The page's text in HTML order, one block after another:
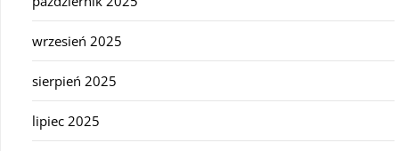
wrzesień 2025
sierpień 2025
lipiec 2025